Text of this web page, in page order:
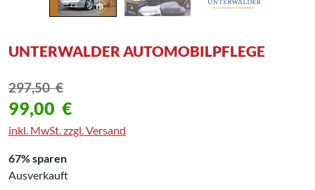
UNTERWALDER AUTOMOBILPFLEGE
297,50€
99,00 €
inkl. MwSt. zzgl. Versand
67% sparen
Ausverkauft